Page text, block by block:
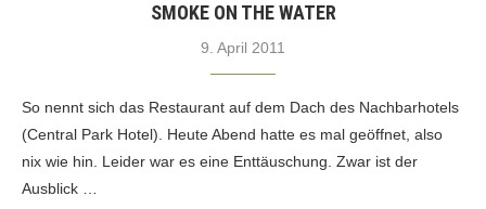
SMOKE ON THE WATER
9. April 2011
So nennt sich das Restaurant auf dem Dach des Nachbarhotels
(Central Park Hotel). Heute Abend hatte es mal geöffnet, also
nix wie hin. Leider war es eine Enttäuschung. Zwar ist der
Ausblick …